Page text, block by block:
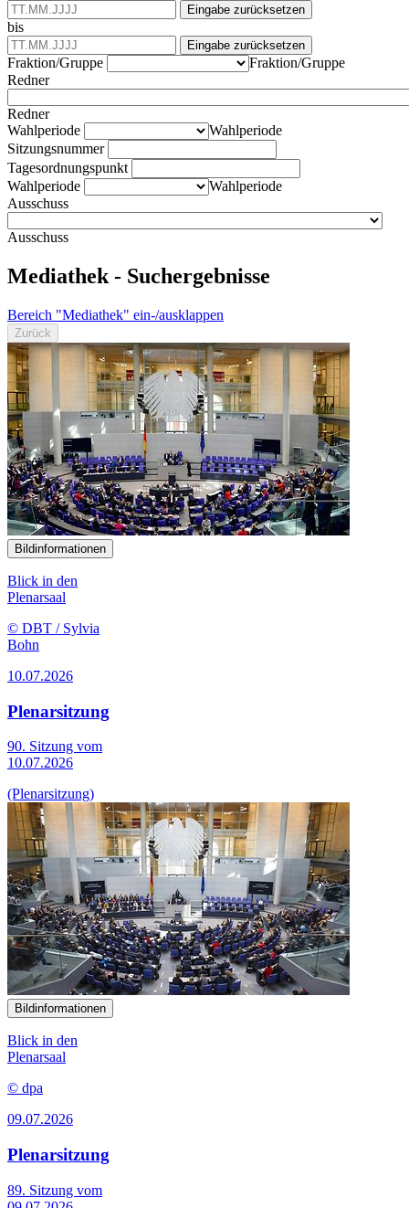
Eingabe zurücksetzen
bis
Eingabe zurücksetzen
Fraktion/Gruppe
Fraktion/Gruppe
Redner
Redner
Wahlperiode
Wahlperiode
Sitzungsnummer
Tagesordnungspunkt
Wahlperiode
Wahlperiode
Ausschuss
Ausschuss
Mediathek - Suchergebnisse
Bereich "Mediathek" ein-/ausklappen
Zurück
Bildinformationen
Blick in den
Plenarsaal
© DBT / Sylvia
Bohn
10.07.2026
Plenarsitzung
90. Sitzung vom
10.07.2026
(Plenarsitzung)
Bildinformationen
Blick in den
Plenarsaal
© dpa
09.07.2026
Plenarsitzung
89. Sitzung vom